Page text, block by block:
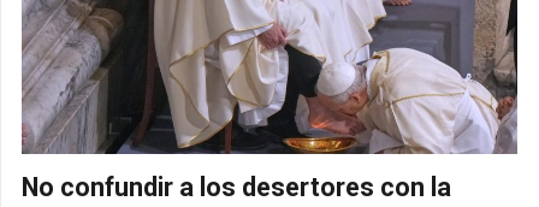
No confundir a los desertores con la